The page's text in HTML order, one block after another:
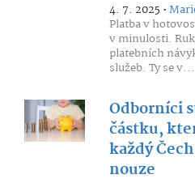
4. 7. 2025 •
Platba v
v minulosti.
platebních
služeb. Ty se v...
Odborníci
částku,
každý
nouze